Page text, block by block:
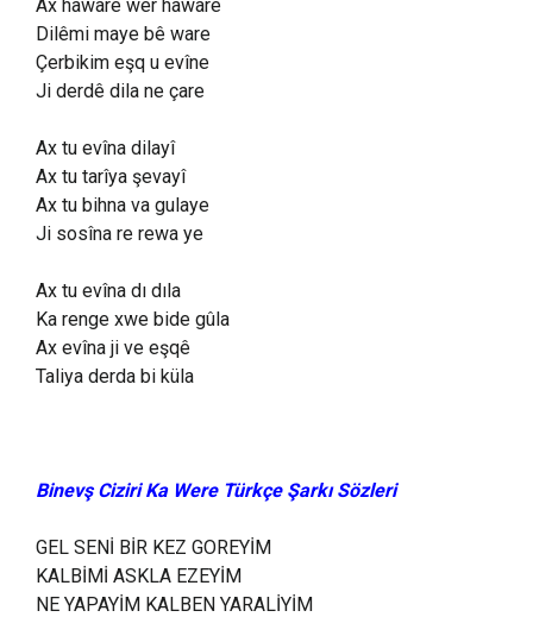
Ax haware wer haware
Dilêmi maye bê ware
Çerbikim eşq u evîne
Ji derdê dila ne çare
Ax tu evîna dilayî
Ax tu tarîya şevayî
Ax tu bihna va gulaye
Ji sosîna re rewa ye
Ax tu evîna dı dıla
Ka renge xwe bide gûla
Ax evîna ji ve eşqê
Taliya derda bi küla
Binevş Ciziri Ka Were Türkçe Şarkı Sözleri
GEL SENİ BİR KEZ GOREYİM
KALBİMİ ASKLA EZEYİM
NE YAPAYİM KALBEN YARALİYİM